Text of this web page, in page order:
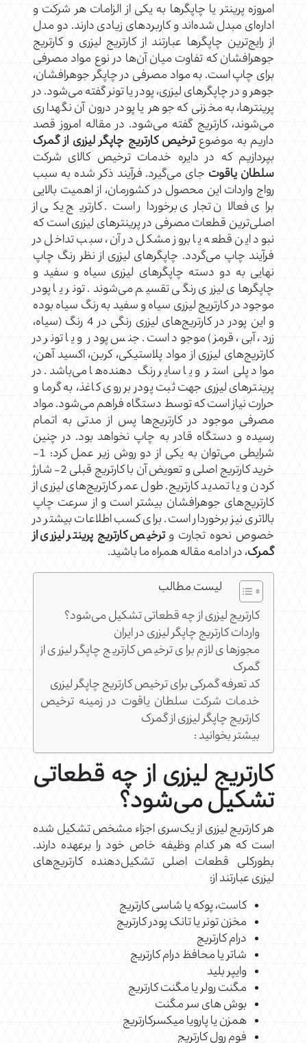
امروزه پرینتر یا چاپگرها به یکی از الزامات هر شرکت و
اداره‌ای مبدل شده‌اند و کاربردهای زیادی دارند. دو مدل
از رایج‌ترین چاپگرها عبارتند از کارتریج لیزری و کارتریج
جوهرافشان که تفاوت میان آن‌ها در نوع مواد مصرفی
برای چاپ است. به مواد مصرفی در چاپگر جوهرافشان،
جوهر و در چاپگرهای لیزری، پودر یا تونر گفته می‌شود. در
پرینترها، به مخزنی که جوهر یا پودر درون آن نگهداری
می‌شوند، کارتریج گفته می‌شود. در مقاله امروز قصد
داریم به موضوعترخیص کارتریج چاپگر لیزری از گمرک
بپردازیم که در دایره خدمات ترخیص کالای شرکت
سلطان یاقوت جای می‌گیرد. فرآیند ذکر شده به سبب
رواج واردات این محصول در کشورمان، از اهمیت بالایی
برای فعالان تجاری برخوردار است. کارتریج یکی از
اصلی‌ترین قطعات مصرفی در پرینترهای لیزری است که
نبود این قطعه یا بروز مشکل در آن، سبب تداخل در
فرآیند چاپ می‌گردد. چاپگرهای لیزری از نظر رنگ چاپ
نهایی به دو دسته چاپگرهای لیزری سیاه و سفید و
چاپگرهای لیزری رنگی تقسیم می‌شوند. تونر یا پودر
موجود در کارتریج لیزری سیاه و سفید به رنگ سیاه بوده
و این پودر در کارتریج‌های لیزری رنگی در 4 رنگ (سیاه،
زرد، آبی، قرمز) موجود است. جنس پودر و یا تونر در
کارتریج‌های لیزری از مواد پلاستیکی، کربن، اکسید آهن،
مواد پلی‌ استر و یا سایر رنگ‌ دهنده‌ها می‌باشد. در
پرینترهای لیزری جهت ثبت پودر بر روی کاغذ، به گرما و
حرارت نیاز است که توسط دستگاه فراهم می‌شود. مواد
مصرفی موجود در کارتریج‌ها پس از مدتی به اتمام
رسیده و دستگاه قادر به چاپ نخواهد بود. در چنین
شرایطی می‌توان به یکی از دو روش زیر عمل کرد: 1-
خرید کارتریج اصلی و تعویض آن با کارتریج قبلی 2- شارژ
کردن و یا تمدید کارتریج. طول عمر کارتریج‌های لیزری از
کارتریج‌های جوهرافشان بیشتر است و از سرعت چاپ
بالاتری نیز برخوردار است. برای کسب اطلاعات بیشتر در
خصوص نحوه تجارت وترخیص کارتریج‌ پرینتر لیزری از
گمرک، در ادامه مقاله همراه ما باشید.
لیست مطالب
کارتریج لیزری از چه قطعاتی تشکیل می‌شود؟
واردات کارتریج چاپگر لیزری در ایران
مجوزهای لازم برای ترخیص کارتریج چاپگر لیزری از
گمرک
کد تعرفه گمرکی برای ترخیص کارتریج چاپگر لیزری
خدمات شرکت سلطان یاقوت در زمینه ترخیص
کارتریج چاپگر لیزری از گمرک
بیشتر بخوانید :
کارتریج لیزری از چه قطعاتی
تشکیل می‌شود؟
هر کارتریج لیزری از یک‌سری اجزاء مشخص تشکیل شده
است که هر کدام وظیفه خاص خود را برعهده دارند.
بطورکلی قطعات اصلی تشکیل‌دهنده کارتریج‌های
لیزری عبارتند از:
کاست، پوکه یا شاسی کارتریج
مخزن تونر یا تانک پودر کارتریج
درام کارتریج
شاتر یا محافظ درام کارتریج
وایپر بلید
مگنت رولر یا مگنت کارتریج
بوش های سر مگنت
همزن یا پارویا میکسرکارتریج
فوم رول کارتریج